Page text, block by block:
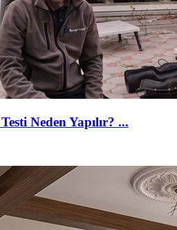
Neden Yapılır? ...